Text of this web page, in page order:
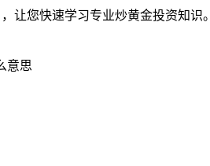
让您快速学习专业炒黄金投资知识。
意思